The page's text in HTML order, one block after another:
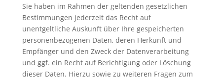
Sie haben im Rahmen der geltenden gesetzlichen
Bestimmungen jederzeit das Recht auf
unentgeltliche Auskunft über Ihre gespeicherten
personenbezogenen Daten, deren Herkunft und
Empfänger und den Zweck der Datenverarbeitung
und ggf. ein Recht auf Berichtigung oder Löschung
dieser Daten. Hierzu sowie zu weiteren Fragen zum